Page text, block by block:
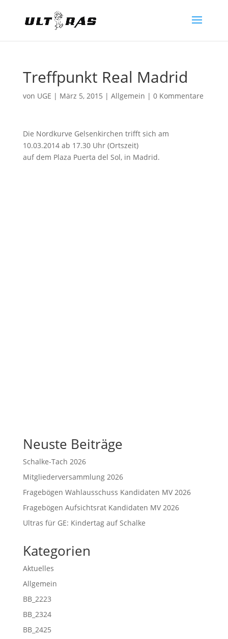
Treffpunkt Real Madrid
von UGE | März 5, 2015 | Allgemein | 0 Kommentare
Die Nordkurve Gelsenkirchen trifft sich am
10.03.2014 ab 17.30 Uhr (Ortszeit)
auf dem Plaza Puerta del Sol, in Madrid.
Neuste Beiträge
Schalke-Tach 2026
Mitgliederversammlung 2026
Fragebögen Wahlausschuss Kandidaten MV 2026
Fragebögen Aufsichtsrat Kandidaten MV 2026
Ultras für GE: Kindertag auf Schalke
Kategorien
Aktuelles
Allgemein
BB_2223
BB_2324
BB_2425